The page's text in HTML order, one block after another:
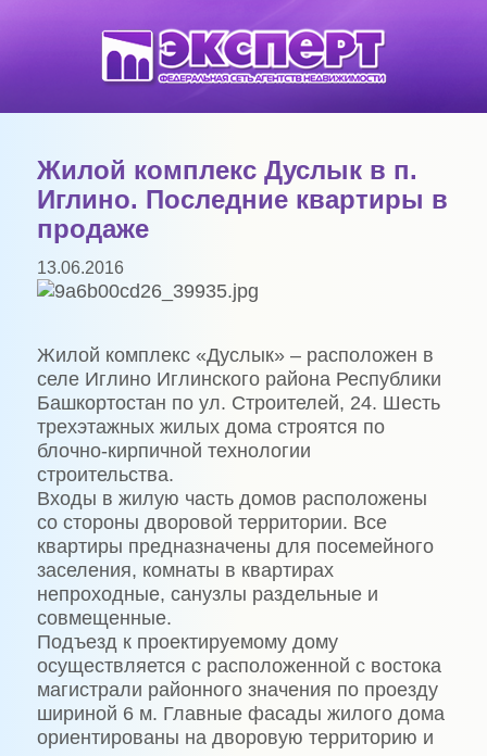
Жилой комплекс Дуслык в п.
Иглино. Последние квартиры в
продаже
13.06.2016
Жилой комплекс «Дуслык» – расположен в
селе Иглино Иглинского района Республики
Башкортостан по ул. Строителей, 24. Шесть
трехэтажных жилых дома строятся по
блочно-кирпичной технологии
строительства.
Входы в жилую часть домов расположены
со стороны дворовой территории. Все
квартиры предназначены для посемейного
заселения, комнаты в квартирах
непроходные, санузлы раздельные и
совмещенные.
Подъезд к проектируемому дому
осуществляется с расположенной с востока
магистрали районного значения по проезду
шириной 6 м. Главные фасады жилого дома
ориентированы на дворовую территорию и